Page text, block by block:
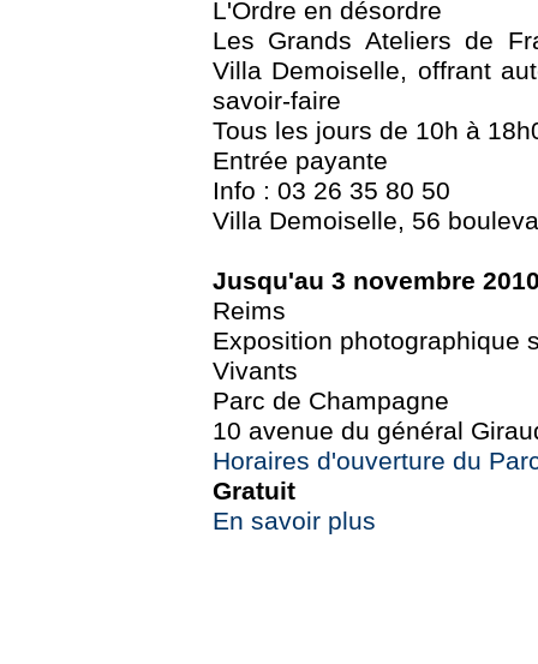
L'Ordre en désordre
Les Grands Ateliers de
Villa Demoiselle, offrant
savoir-faire
Tous les jours de 10h à
Entrée payante
Info : 03 26 35 80 50
Villa Demoiselle, 56
Jusqu'au 3 novembre
Reims
Exposition photographique
Vivants
Parc de Champagne
10 avenue du général
Horaires d'ouverture du
Gratuit
En savoir plus